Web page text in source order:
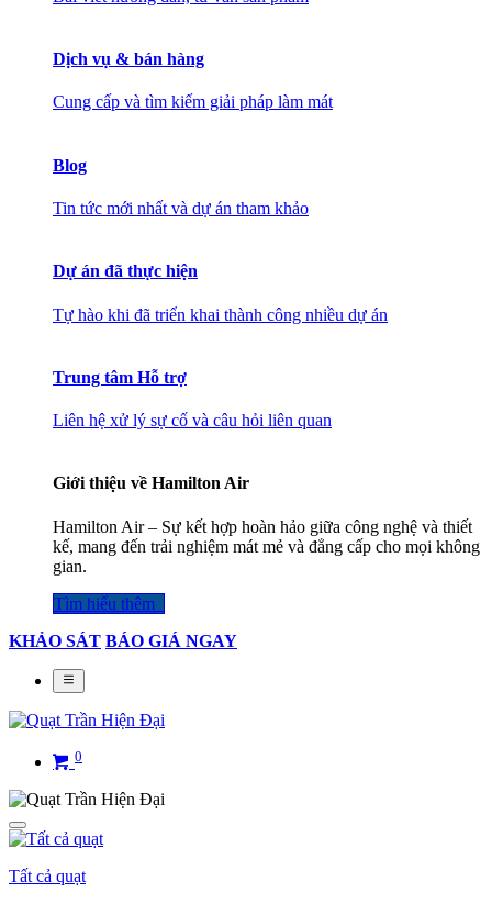
Dịch vụ & bán hàng
Cung cấp và tìm kiếm giải pháp làm mát
Blog
Tin tức mới nhất và dự án tham khảo
Dự án đã thực hiện
Tự hào khi đã triển khai thành công nhiều dự án
Trung tâm Hỗ trợ
Liên hệ xử lý sự cố và câu hỏi liên quan
Giới thiệu về Hamilton Air
Hamilton Air – Sự kết hợp hoàn hảo giữa công nghệ và thiết
kế, mang đến trải nghiệm mát mẻ và đẳng cấp cho mọi không
gian.
Tìm hiểu thêm​​​​​​​​
KHẢO SÁT BÁO GIÁ NGAY
0
Tất cả quạt